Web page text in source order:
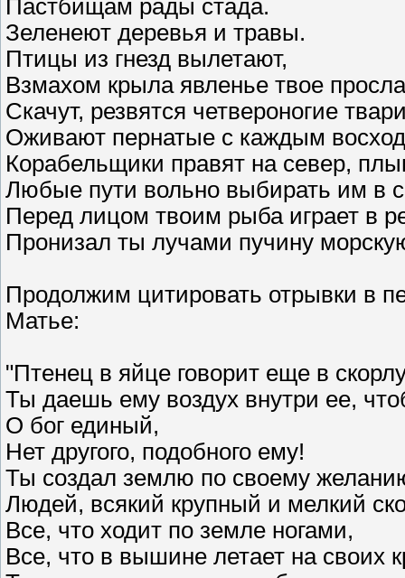
Пастбищам рады стада.
Зеленеют деревья и травы.
Птицы из гнезд вылетают,
Взмахом крыла явленье твое
Скачут, резвятся четвероногие
Оживают пернатые с каждым
Корабельщики правят на север,
Любые пути вольно выбирать им в
Перед лицом твоим рыба играет в
Пронизал ты лучами пучину
Продолжим цитировать отрывки в
Матье:
"Птенец в яйце говорит еще в
Ты даешь ему воздух внутри ее,
О бог единый,
Нет другого, подобного ему!
Ты создал землю по своему
Людей, всякий крупный и мелкий
Все, что ходит по земле ногами,
Все, что в вышине летает на своих